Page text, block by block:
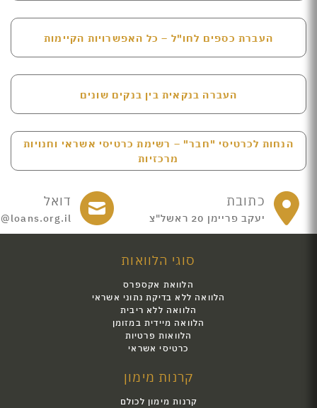
העברת כספים לחו"ל – כל האפשרויות הקיימות
העברה בנקאית בין בנקים שונים
הנחות לכרטיסי "חבר" – רשימת כרטיסי אשראי וחנויות
מרכזיות
כתובת
יעקב פריימן 20 ראשל"צ
דואל
סוגי הלוואות
הלוואת אקספרס
הלוואה ללא בדיקת נתוני אשראי
הלוואה ללא ריבית
הלוואה מיידית במזומן
הלוואות פרטיות
כרטיסי אשראי
קרנות מימון
קרנות מימון לכולם